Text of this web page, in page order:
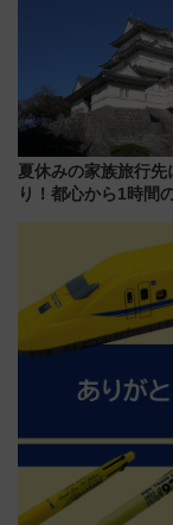
年祭にそうにゃん
夏休みの家族旅行先
り！都心から1時間
島とは異なる魅力を
注目スポット